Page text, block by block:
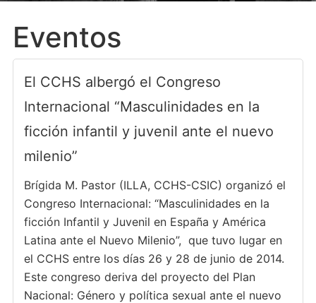
Eventos
El CCHS albergó el Congreso
Internacional “Masculinidades en la
ficción infantil y juvenil ante el nuevo
milenio”
Brígida M. Pastor (ILLA, CCHS-CSIC) organizó el
Congreso Internacional: “Masculinidades en la
ficción Infantil y Juvenil en España y América
Latina ante el Nuevo Milenio”, que tuvo lugar en
el CCHS entre los días 26 y 28 de junio de 2014.
Este congreso deriva del proyecto del Plan
Nacional: Género y política sexual ante el nuevo